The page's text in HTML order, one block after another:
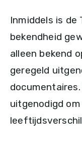
Inmiddels is de
bekendheid
alleen bekend
geregeld
uitgenodigd